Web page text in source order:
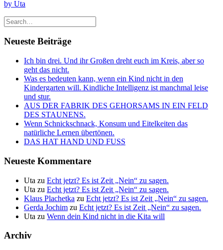
by Uta
Neueste Beiträge
Ich bin drei. Und ihr Großen dreht euch im Kreis, aber so
geht das nicht.
Was es bedeuten kann, wenn ein Kind nicht in den
Kindergarten will. Kindliche Intelligenz ist manchmal leise
und stur.
AUS DER FABRIK DES GEHORSAMS IN EIN FELD
DES STAUNENS.
Wenn Schnickschnack, Konsum und Eitelkeiten das
natürliche Lernen übertönen.
DAS HAT HAND UND FUSS
Neueste Kommentare
Uta zu Echt jetzt? Es ist Zeit „Nein“ zu sagen.
Uta zu Echt jetzt? Es ist Zeit „Nein“ zu sagen.
Klaus Plachetka zu Echt jetzt? Es ist Zeit „Nein“ zu sagen.
Gerda Jochim zu Echt jetzt? Es ist Zeit „Nein“ zu sagen.
Uta zu Wenn dein Kind nicht in die Kita will
Archiv